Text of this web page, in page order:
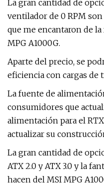
La gran cantidad de
ventilador de 0 RPM
que me encantaron de
MPG A1000G.
Aparte del precio, se
eficiencia con cargas de
La fuente de
consumidores que
alimentación para el
actualizar su
La gran cantidad de
ATX 2.0 y ATX 3.0 y la
hacen del MSI MPG